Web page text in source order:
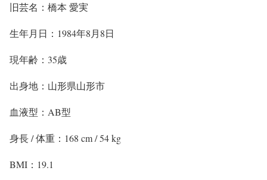
旧芸名：橋本 愛実
生年月日：1984年8月8日
現年齢：35歳
出身地：山形県山形市
血液型：AB型
身長 / 体重：168 cm / 54 kg
BMI：19.1